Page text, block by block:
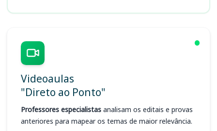
Videoaulas
"Direto ao Ponto"
Professores especialistas analisam os editais e provas
anteriores para mapear os temas de maior relevância.